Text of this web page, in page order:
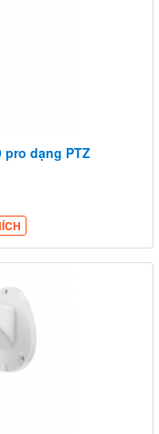
pro dạng PTZ